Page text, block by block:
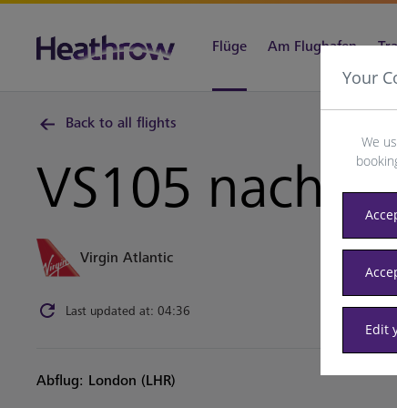
Flüge Am Flughafen
Back to all flights
VS105 nach
Virgin Atlantic
Last updated at: 04:36
Abflug: London (LHR)
Your
We
Edit